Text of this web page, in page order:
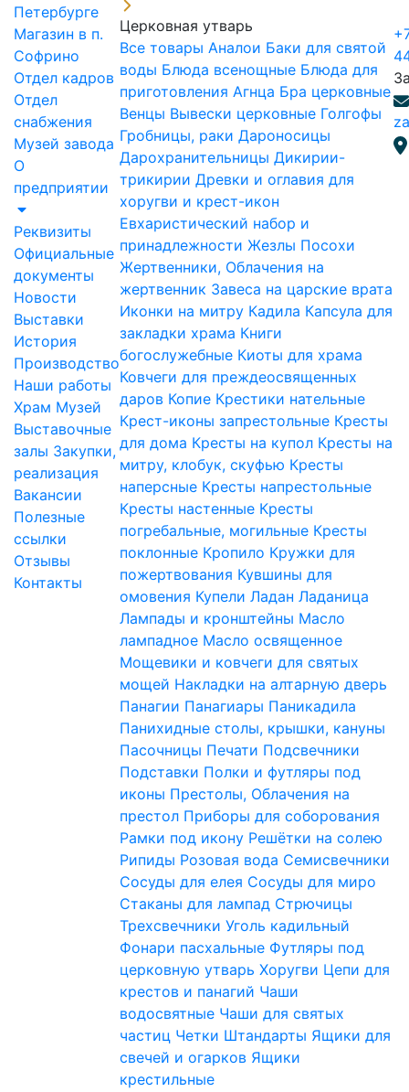
Петербурге
Магазин в п.
Софрино
Отдел кадров
Отдел
снабжения
Музей завода
О
предприятии
Реквизиты
Официальные
документы
Новости
Выставки
История
Производство
Наши работы
Храм Музей
Выставочные
залы Закупки,
реализация
Вакансии
Полезные
ссылки
Отзывы
Контакты
Церковная утварь
Все товары Аналои Баки для святой
воды Блюда всенощные Блюда для
приготовления Агнца Бра церковные
Венцы Вывески церковные Голгофы
Гробницы, раки Дароносицы
Дарохранительницы Дикирии-
трикирии Древки и оглавия для
хоругви и крест-икон
Евхаристический набор и
принадлежности Жезлы Посохи
Жертвенники, Облачения на
жертвенник Завеса на царские врата
Иконки на митру Кадила Капсула для
закладки храма Книги
богослужебные Киоты для храма
Ковчеги для преждеосвященных
даров Копие Крестики нательные
Крест-иконы запрестольные Кресты
для дома Кресты на купол Кресты на
митру, клобук, скуфью Кресты
наперсные Кресты напрестольные
Кресты настенные Кресты
погребальные, могильные Кресты
поклонные Кропило Кружки для
пожертвования Кувшины для
омовения Купели Ладан Ладаница
Лампады и кронштейны Масло
лампадное Масло освященное
Мощевики и ковчеги для святых
мощей Накладки на алтарную дверь
Панагии Панагиары Паникадила
Панихидные столы, крышки, кануны
Пасочницы Печати Подсвечники
Подставки Полки и футляры под
иконы Престолы, Облачения на
престол Приборы для соборования
Рамки под икону Решётки на солею
Рипиды Розовая вода Семисвечники
Сосуды для елея Сосуды для миро
Стаканы для лампад Стрючицы
Трехсвечники Уголь кадильный
Фонари пасхальные Футляры под
церковную утварь Хоругви Цепи для
крестов и панагий Чаши
водосвятные Чаши для святых
частиц Четки Штандарты Ящики для
свечей и огарков Ящики
крестильные